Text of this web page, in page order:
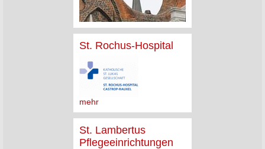
St. Rochus-Hospital
mehr
St. Lambertus
Pflegeeinrichtungen